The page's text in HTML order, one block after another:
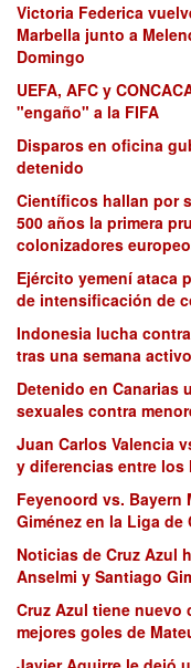
Victoria Federica
Marbella junto a
Domingo
UEFA, AFC y
"engaño" a la FIFA
Disparos en oficina
detenido
Científicos hallan por
500 años la primera
colonizadores
Ejército yemení ataca
de intensificación de
Indonesia lucha
tras una semana activo
Detenido en Canarias
sexuales contra
Juan Carlos Valencia
y diferencias entre los
Feyenoord vs. Bayern
Giménez en la Liga de
Noticias de Cruz Azul
Anselmi y Santiago
Cruz Azul tiene
mejores goles de